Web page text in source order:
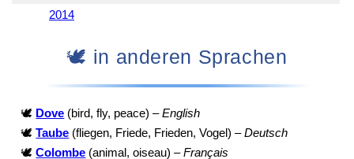
2014
🕊️ in anderen Sprachen
🕊️ Dove (bird, fly, peace) –English
🕊️ Taube (fliegen, Friede, Frieden, Vogel) –Deutsch
🕊️ Colombe (animal, oiseau) –Français